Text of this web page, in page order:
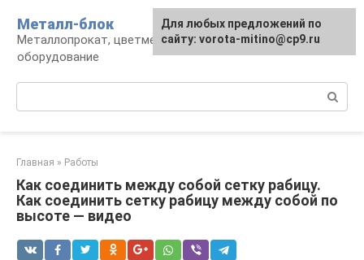
контенту
Металл-блок
Металлопрокат, цветмет, обработка и
оборудование
Главная » Работы
Как соединить между собой сетку рабицу.
Как соединить сетку рабицу между собой по
высоте — видео
Для любых предложений по
сайту: vorota-mitino@cp9.ru